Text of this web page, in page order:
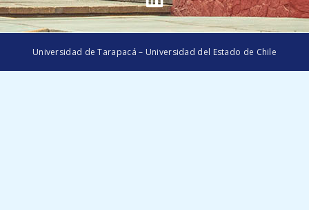
Universidad de Tarapacá – Universidad del Estado de Chile